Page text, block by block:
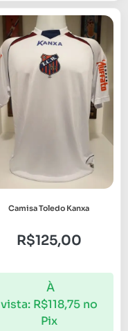
Camisa Toledo Kanxa
R$125,00
À
vista: R$118,75 no
Pix